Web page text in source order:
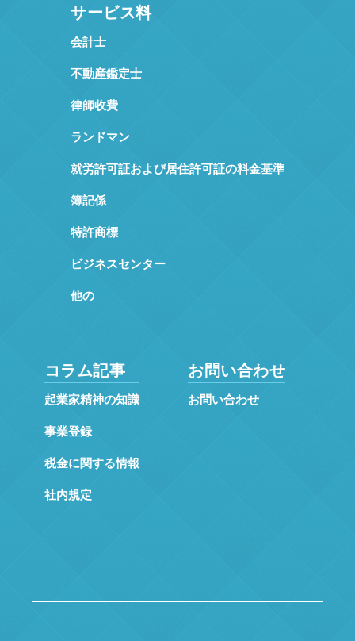
サービス料
会計士
不動産鑑定士
律師收費
ランドマン
就労許可証および居住許可証の料金基準
簿記係
特許商標
ビジネスセンター
他の
コラム記事
起業家精神の知識
事業登録
税金に関する情報
社内規定
お問い合わせ
お問い合わせ